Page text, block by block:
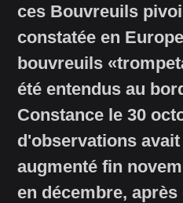
ces Bouvreuils
constatée en
bouvreuils
été entendus au
Constance le 30
d'observations
augmenté fin
en décembre,